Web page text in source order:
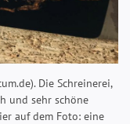
Die Schreinerei,
und sehr schöne
auf dem Foto: eine